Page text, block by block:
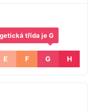
E F G
třída je G
H